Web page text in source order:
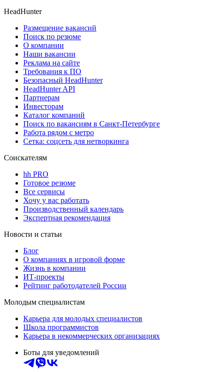
HeadHunter
Размещение вакансий
Поиск по резюме
О компании
Наши вакансии
Реклама на сайте
Требования к ПО
Безопасный HeadHunter
HeadHunter API
Партнерам
Инвесторам
Каталог компаний
Поиск по вакансиям в Санкт-Петербурге
Работа рядом с метро
Сетка: соцсеть для нетворкинга
Соискателям
hh PRO
Готовое резюме
Все сервисы
Хочу у вас работать
Производственный календарь
Экспертная рекомендация
Новости и статьи
Блог
О компаниях в игровой форме
Жизнь в компании
ИТ-проекты
Рейтинг работодателей России
Молодым специалистам
Карьера для молодых специалистов
Школа программистов
Карьера в некоммерческих организациях
Боты для уведомлений